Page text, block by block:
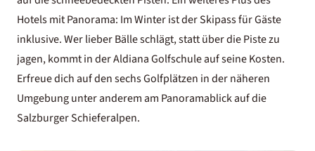
Hotels mit Panorama: Im Winter ist der Skipass für Gäste
inklusive. Wer lieber Bälle schlägt, statt über die Piste zu
jagen, kommt in der Aldiana Golfschule auf seine Kosten.
Erfreue dich auf den sechs Golfplätzen in der näheren
Umgebung unter anderem am Panoramablick auf die
Salzburger Schieferalpen.